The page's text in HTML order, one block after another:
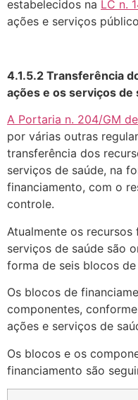
estabelecidos na LC n.
ações e serviços
4.1.5.2 Transferência
ações e os serviços de
A Portaria n. 204/GM
por várias outras
transferência dos
serviços de saúde, na
financiamento, com o
controle.
Atualmente os
serviços de saúde são
forma de seis blocos
Os blocos de
componentes,
ações e serviços de
Os blocos e os
financiamento são